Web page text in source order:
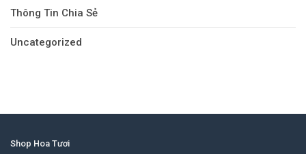
Thông Tin Chia Sẻ
Uncategorized
Shop Hoa Tươi